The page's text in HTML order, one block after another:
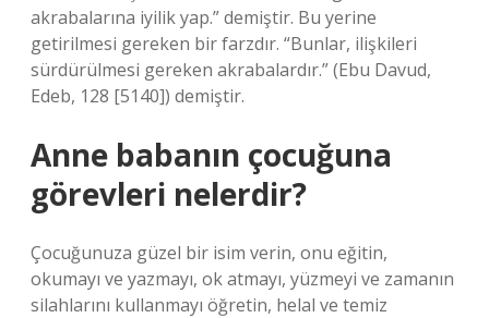
akrabalarına iyilik yap.” demiştir. Bu yerine
getirilmesi gereken bir farzdır. “Bunlar, ilişkileri
sürdürülmesi gereken akrabalardır.” (Ebu Davud,
Edeb, 128 [5140]) demiştir.
Anne babanın çocuğuna
görevleri nelerdir?
Çocuğunuza güzel bir isim verin, onu eğitin,
okumayı ve yazmayı, ok atmayı, yüzmeyi ve zamanın
silahlarını kullanmayı öğretin, helal ve temiz